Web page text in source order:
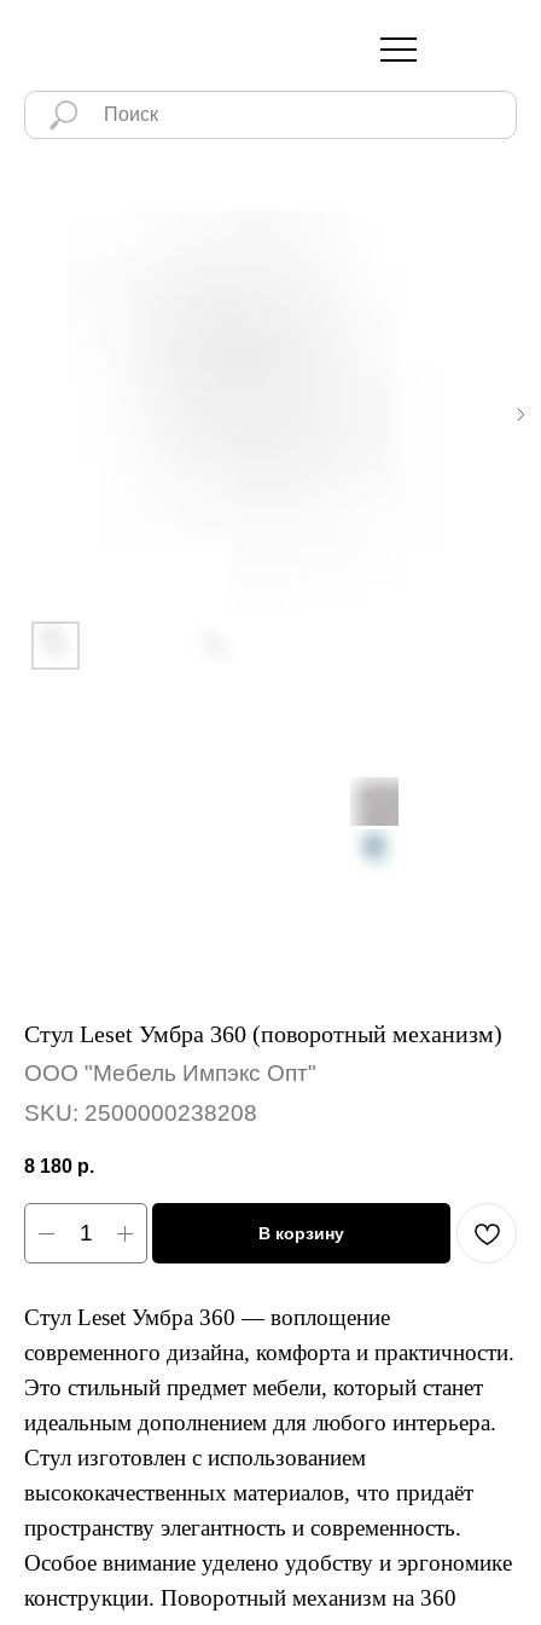
Стул Leset Умбра 360 (поворотный механизм)
ООО "Мебель Импэкс Опт"
SKU: 2500000238208
8 180 р.
В корзину
Стул Leset Умбра 360 — воплощение
современного дизайна, комфорта и практичности.
Это стильный предмет мебели, который станет
идеальным дополнением для любого интерьера.
Стул изготовлен с использованием
высококачественных материалов, что придаёт
пространству элегантность и современность.
Особое внимание уделено удобству и эргономике
конструкции. Поворотный механизм на 360